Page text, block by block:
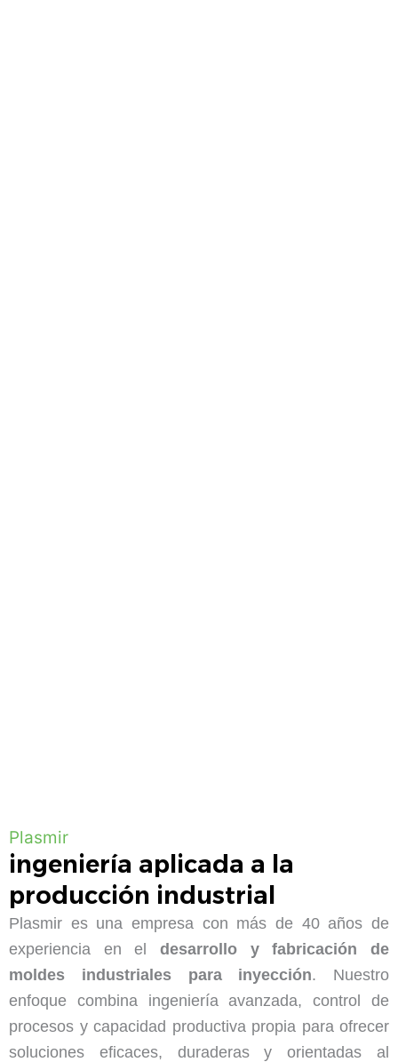
Plasmir
ingeniería aplicada a la
producción industrial
Plasmir es una empresa con más de 40 años de
experiencia en el desarrollo y fabricación de
moldes industriales para inyección. Nuestro
enfoque combina ingeniería avanzada, control de
procesos y capacidad productiva propia para ofrecer
soluciones eficaces, duraderas y orientadas al